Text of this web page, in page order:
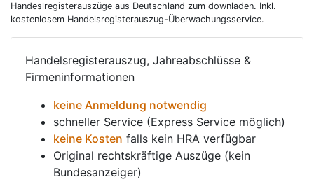
Handeslregisterauszüge aus Deutschland zum downladen. Inkl.
kostenlosem Handelsregisterauszug-Überwachungsservice.
Handelsregisterauszug, Jahreabschlüsse &
Firmeninformationen
keine Anmeldung notwendig
schneller Service (Express Service möglich)
keine Kosten falls kein HRA verfügbar
Original rechtskräftige Auszüge (kein
Bundesanzeiger)